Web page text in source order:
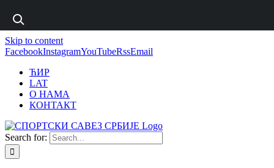
Skip to content
FacebookInstagramYouTubeRssEmail
ЋИР
LAT
О НАМА
КОНТАКТ
Search for: